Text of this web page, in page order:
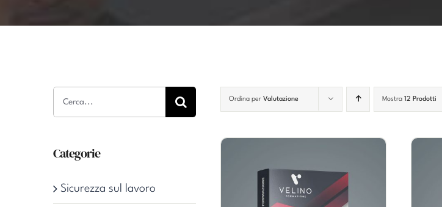
Ordina per Valutazione Mostra 12 Prodotti
Categorie
Sicurezza sul lavoro